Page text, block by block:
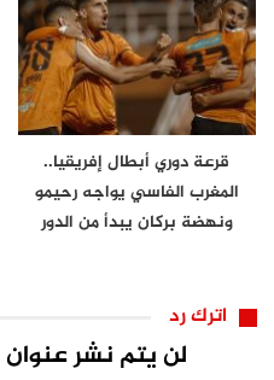
قرعة دوري أبطال إفريقيا..
المغرب الفاسي يواجه رحيمو
ونهضة بركان يبدأ من الدور
اترك رد
لن يتم نشر عنوان